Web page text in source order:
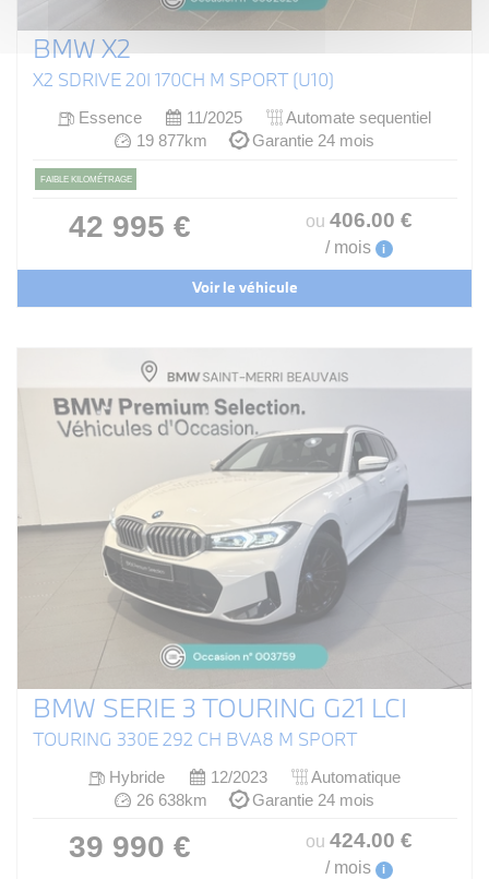
BMW X2
X2 SDRIVE 20I 170CH M SPORT (U10)
Essence 11/2025
Automate sequentiel
19 877km
Garantie 24 mois
FAIBLE KILOMÉTRAGE
42 995 € ou 406.00 €
/ mois i
Voir le véhicule
BMW SERIE 3 TOURING G21 LCI
TOURING 330E 292 CH BVA8 M SPORT
Hybride 12/2023
Automatique
26 638km
Garantie 24 mois
39 990 € ou 424.00 €
/ mois i